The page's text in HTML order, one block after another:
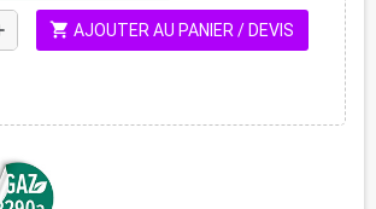
shopping_cart AJOUTER AU PANIER / DEVIS